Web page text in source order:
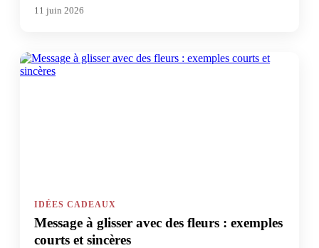
11 juin 2026
IDÉES CADEAUX
Message à glisser avec des fleurs : exemples
courts et sincères